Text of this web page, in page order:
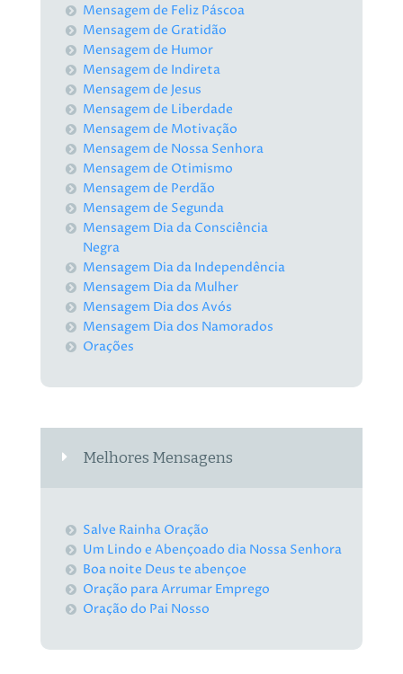
Mensagem de Feliz Páscoa
Mensagem de Gratidão
Mensagem de Humor
Mensagem de Indireta
Mensagem de Jesus
Mensagem de Liberdade
Mensagem de Motivação
Mensagem de Nossa Senhora
Mensagem de Otimismo
Mensagem de Perdão
Mensagem de Segunda
Mensagem Dia da Consciência
Negra
Mensagem Dia da Independência
Mensagem Dia da Mulher
Mensagem Dia dos Avós
Mensagem Dia dos Namorados
Orações
Melhores Mensagens
Salve Rainha Oração
Um Lindo e Abençoado dia Nossa Senhora
Boa noite Deus te abençoe
Oração para Arrumar Emprego
Oração do Pai Nosso